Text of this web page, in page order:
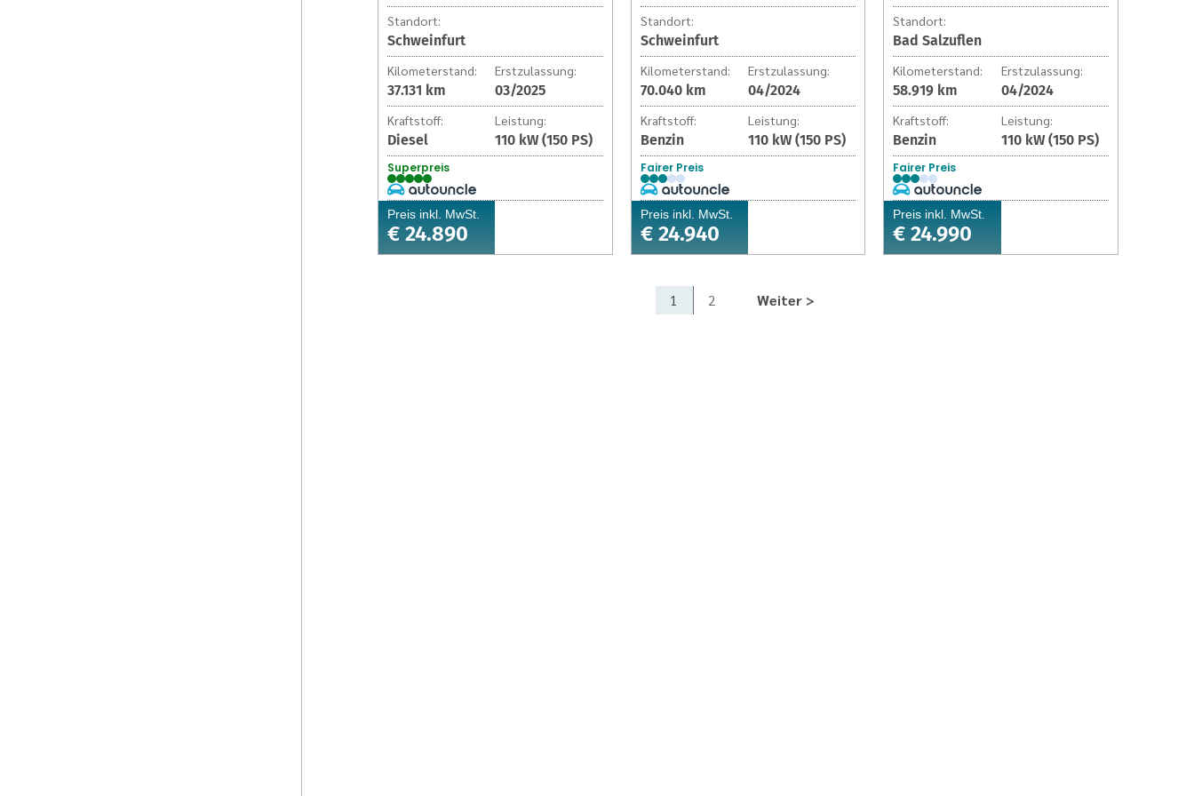
Standort:
Schweinfurt
Kilometerstand:
37.131 km
Erstzulassung:
03/2025
Kraftstoff:
Diesel
Leistung:
110 kW (150 PS)
Superpreis
Preis inkl. MwSt.
€ 24.890
Standort:
Schweinfurt
Kilometerstand:
70.040 km
Erstzulassung:
04/2024
Kraftstoff:
Benzin
Leistung:
110 kW (150 PS)
Fairer Preis
Preis inkl. MwSt.
€ 24.940
Standort:
Bad Salzuflen
Kilometerstand:
58.919 km
Erstzulassung:
04/2024
Kraftstoff:
Benzin
Leistung:
110 kW (150 PS)
Fairer Preis
Preis inkl. MwSt.
€ 24.990
1 2 Weiter >